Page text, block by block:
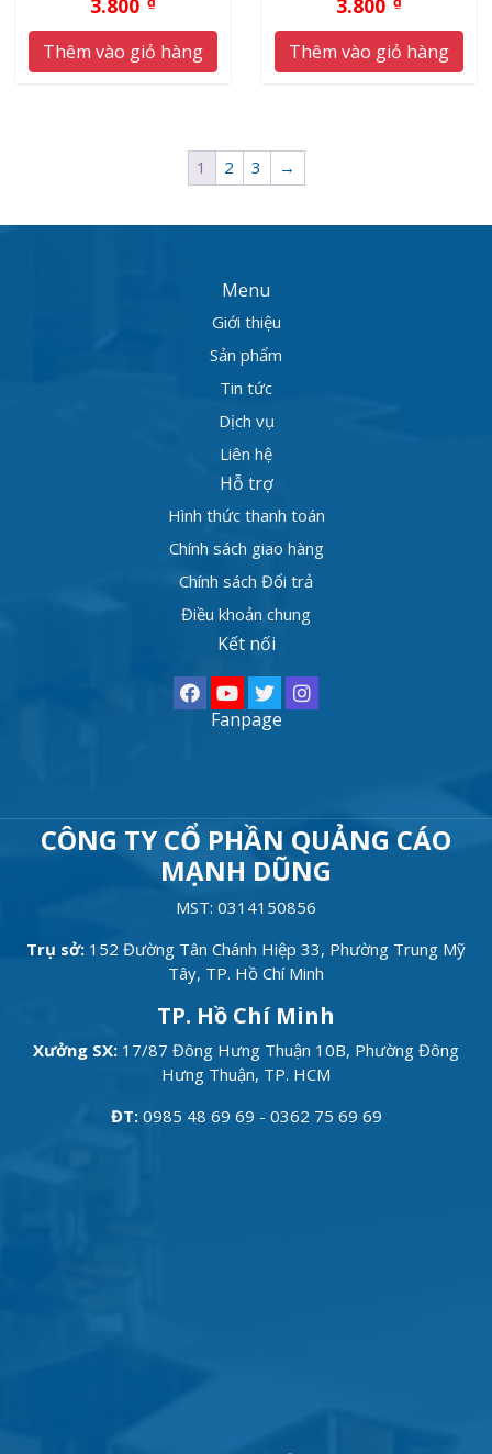
3.800
Thêm vào giỏ hàng
3.800
Thêm vào giỏ hàng
1 2 3 →
Menu
Giới thiệu
Sản phẩm
Tin tức
Dịch vụ
Liên hệ
Hỗ trợ
Hình thức thanh toán
Chính sách giao hàng
Chính sách Đổi trả
Điều khoản chung
Kết nối
Fanpage
CÔNG TY CỔ PHẦN QUẢNG CÁO
MẠNH DŨNG
MST: 0314150856
Trụ sở: 152 Đường Tân Chánh Hiệp 33, Phường Trung Mỹ
Tây, TP. Hồ Chí Minh
TP. Hồ Chí Minh
Xưởng SX: 17/87 Đông Hưng Thuận 10B, Phường Đông
Hưng Thuận, TP. HCM
ĐT:0985 48 69 69 - 0362 75 69 69